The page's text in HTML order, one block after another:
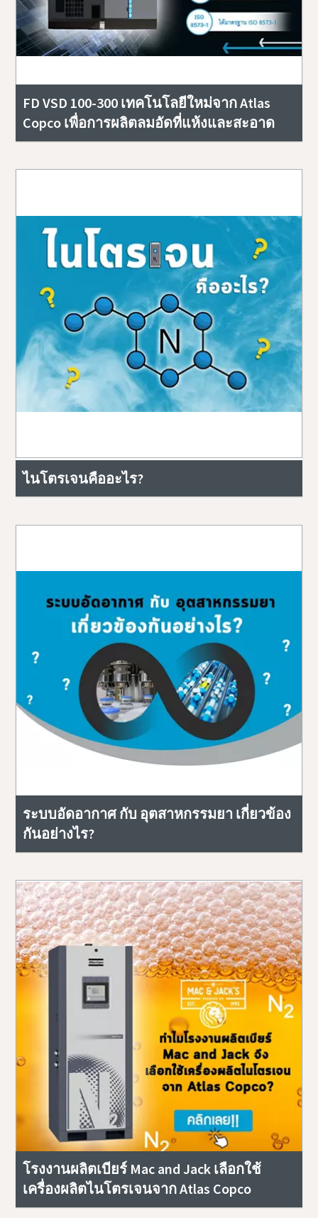
FD VSD 100-300 เทคโนโลยีใหม่จาก Atlas
Copco เพื่อการผลิตลมอัดที่แห้งและสะอาด
ไนโตรเจนคืออะไร?
ระบบอัดอากาศ กับ อุตสาหกรรมยา เกี่ยวข้อง
กันอย่างไร?
โรงงานผลิตเบียร์ Mac and Jack เลือกใช้
เครื่องผลิตไนโตรเจนจาก Atlas Copco